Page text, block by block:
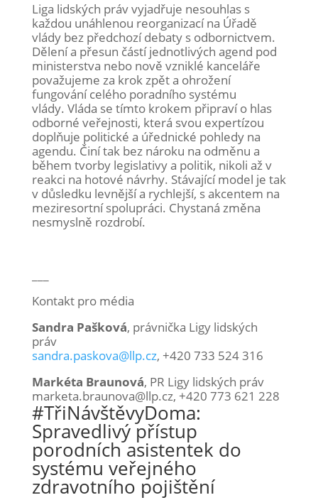
Liga lidských práv vyjadřuje nesouhlas s
každou unáhlenou reorganizací na Úřadě
vlády bez předchozí debaty s odbornictvem.
Dělení a přesun částí jednotlivých agend pod
ministerstva nebo nově vzniklé kanceláře
považujeme za krok zpět a ohrožení
fungování celého poradního systému
vlády. Vláda se tímto krokem připraví o hlas
odborné veřejnosti, která svou expertízou
doplňuje politické a úřednické pohledy na
agendu. Činí tak bez nároku na odměnu a
během tvorby legislativy a politik, nikoli až v
reakci na hotové návrhy. Stávající model je tak
v důsledku levnější a rychlejší, s akcentem na
meziresortní spolupráci. Chystaná změna
nesmyslně rozdrobí.
Kontakt pro média
Sandra Pašková, právnička Ligy lidských
práv
sandra.paskova@llp.cz, +420 733 524 316
Markéta Braunová, PR Ligy lidských práv
marketa.braunova@llp.cz, +420 773 621 228
#TřiNávštěvyDoma:
Spravedlivý přístup
porodních asistentek do
systému veřejného
zdravotního pojištění